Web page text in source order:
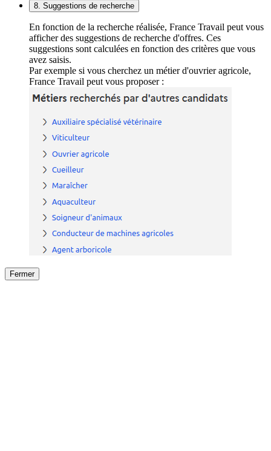
8. Suggestions de recherche
En fonction de la recherche réalisée, France Travail peut vous
afficher des suggestions de recherche d'offres. Ces
suggestions sont calculées en fonction des critères que vous
avez saisis.
Par exemple si vous cherchez un métier d'ouvrier agricole,
France Travail peut vous proposer :
Fermer